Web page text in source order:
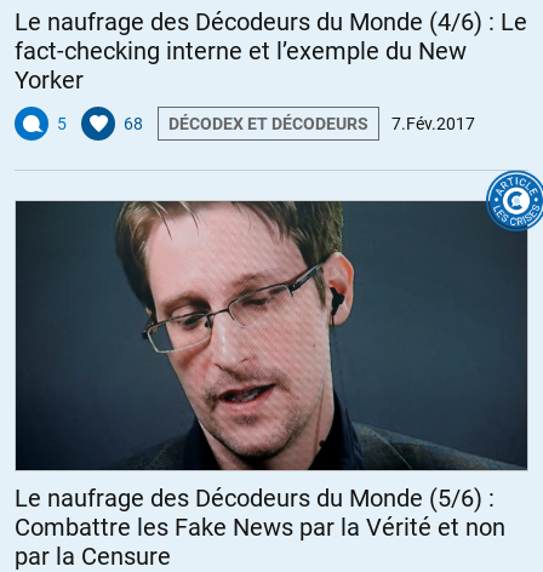
Le naufrage des Décodeurs du Monde (4/6) : Le
fact-checking interne et l’exemple du New
Yorker
5 68 DÉCODEX ET DÉCODEURS 7.Fév.2017
Le naufrage des Décodeurs du Monde (5/6) :
Combattre les Fake News par la Vérité et non
par la Censure